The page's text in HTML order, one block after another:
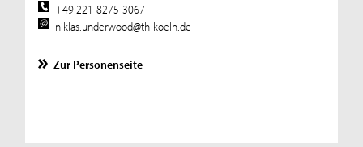
+49 221-8275-3067
niklas.underwood@th-koeln.de
Zur Personenseite